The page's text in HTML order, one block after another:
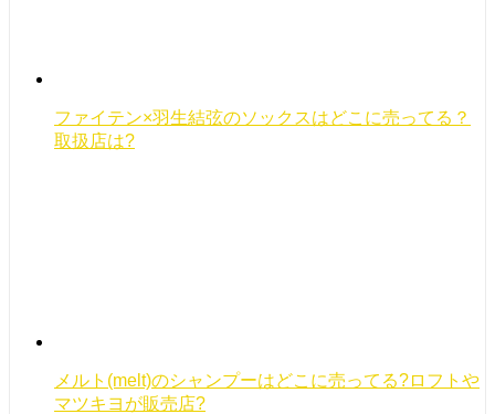
ファイテン×羽生結弦のソックスはどこに売ってる？
取扱店は?
メルト(melt)のシャンプーはどこに売ってる?ロフトや
マツキヨが販売店?